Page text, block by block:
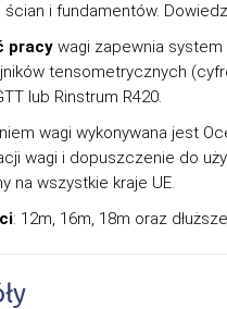
ścian i fundamentów.
pracy wagi zapewnia
tensometrycznych
lub Rinstrum R420.
wagi wykonywana jest
wagi i dopuszczenie do
na wszystkie kraje UE.
: 12m, 16m, 18m oraz